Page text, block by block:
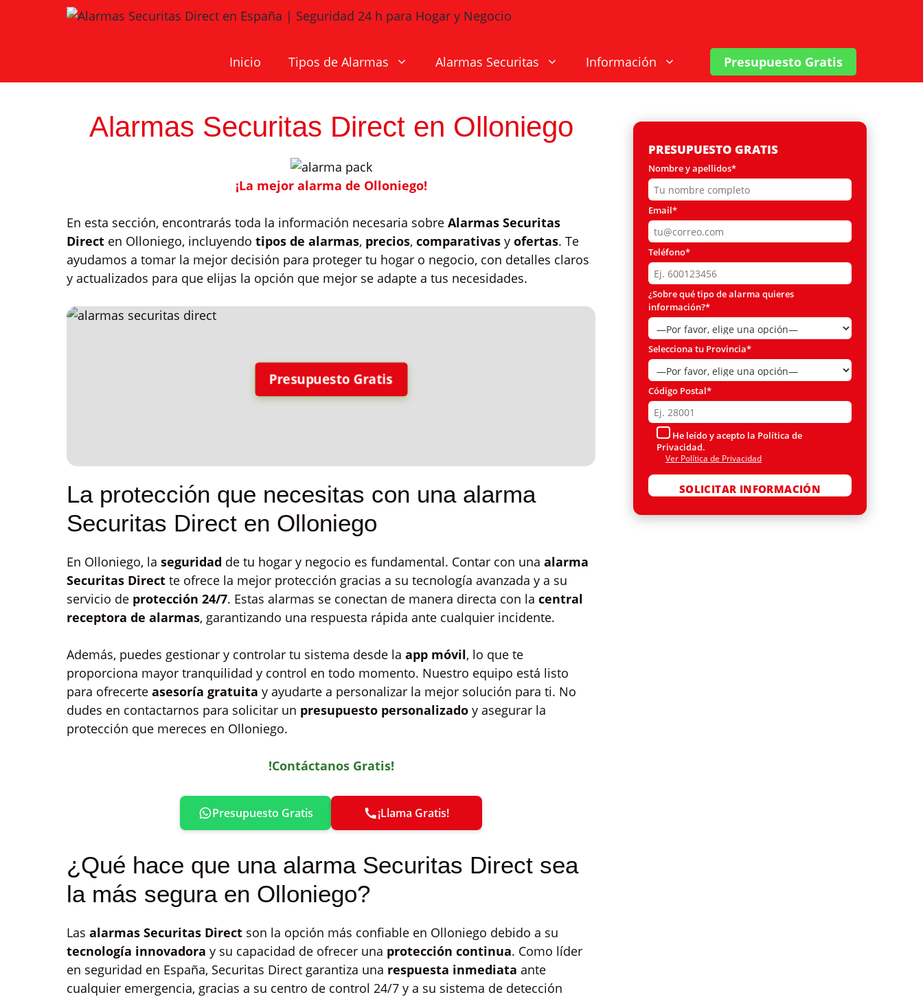
Inicio
Tipos de Alarmas Alarmas Securitas Información Presupuesto Gratis
Alarmas Securitas Direct en Olloniego
¡La mejor alarma de Olloniego!
En esta sección, encontrarás toda la información necesaria sobre Alarmas Securitas
Direct en Olloniego, incluyendo tipos de alarmas, precios, comparativas y ofertas. Te
ayudamos a tomar la mejor decisión para proteger tu hogar o negocio, con detalles claros
y actualizados para que elijas la opción que mejor se adapte a tus necesidades.
Presupuesto Gratis
La protección que necesitas con una alarma
Securitas Direct en Olloniego
En Olloniego, la seguridad de tu hogar y negocio es fundamental. Contar con una alarma
Securitas Direct te ofrece la mejor protección gracias a su tecnología avanzada y a su
servicio de protección 24/7. Estas alarmas se conectan de manera directa con la central
receptora de alarmas, garantizando una respuesta rápida ante cualquier incidente.
Además, puedes gestionar y controlar tu sistema desde la app móvil, lo que te
proporciona mayor tranquilidad y control en todo momento. Nuestro equipo está listo
para ofrecerte asesoría gratuita y ayudarte a personalizar la mejor solución para ti. No
dudes en contactarnos para solicitar un presupuesto personalizado y asegurar la
protección que mereces en Olloniego.
!Contáctanos Gratis!
Presupuesto Gratis ¡Llama Gratis!
¿Qué hace que una alarma Securitas Direct sea
la más segura en Olloniego?
Las alarmas Securitas Direct son la opción más confiable en Olloniego debido a su
tecnología innovadora y su capacidad de ofrecer una protección continua. Como líder
en seguridad en España, Securitas Direct garantiza una respuesta inmediata ante
cualquier emergencia, gracias a su centro de control 24/7 y a su sistema de detección
PRESUPUESTO GRATIS
Nombre y apellidos*
Email*
Teléfono*
¿Sobre qué tipo de alarma quieres
información?*
Selecciona tu Provincia*
Código Postal*
He leído y acepto la Política de
Privacidad.
Ver Política de Privacidad
Por favor, deja este campo vacío.